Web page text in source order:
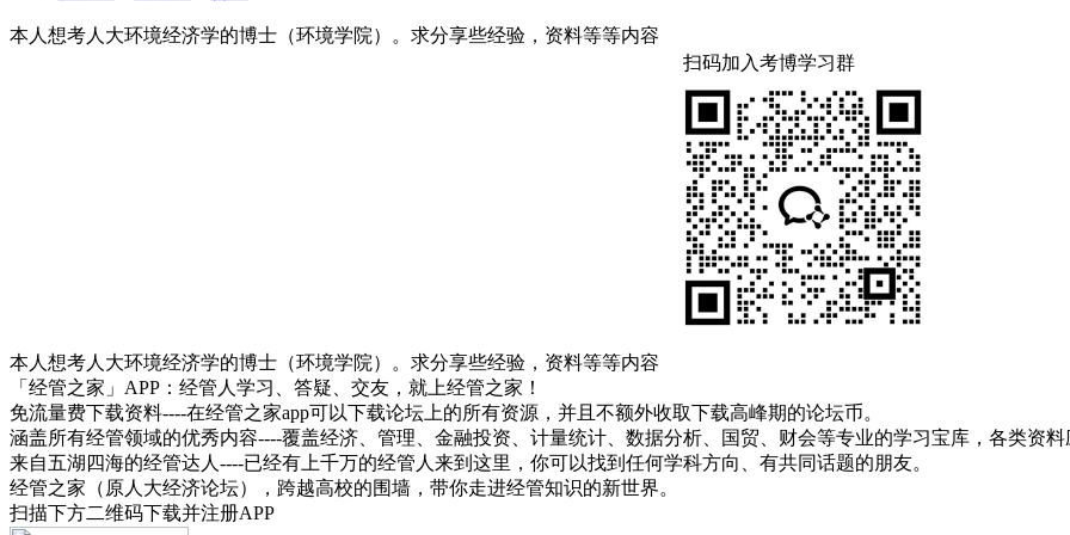
本人想考人大环境经济学的博士（环境学院）。求分享些经验，资料等等内容
扫码加入考博学习群
本人想考人大环境经济学的博士（环境学院）。求分享些经验，资料等等内容
「经管之家」APP：经管人学习、答疑、交友，就上经管之家！
免流量费下载资料----在经管之家app可以下载论坛上的所有资源，并且不额外收取下载高峰期的论坛币。
涵盖所有经管领域的优秀内容----覆盖经济、管理、金融投资、计量统计、数据分析、国贸、财会等专业的学习宝库，各类资料
来自五湖四海的经管达人----已经有上千万的经管人来到这里，你可以找到任何学科方向、有共同话题的朋友。
经管之家（原人大经济论坛），跨越高校的围墙，带你走进经管知识的新世界。
扫描下方二维码下载并注册APP